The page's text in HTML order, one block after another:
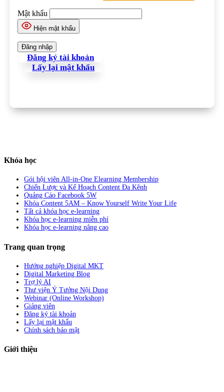
Mật khẩu
Hiện mật khẩu
Đăng ký tài khoản
Lấy lại mật khẩu
Khóa học
Gói hội viên All-in-One Elearning Membership
Chiến Lược và Kế Hoạch Content Đa Kênh
Quảng Cáo Facebook 5W
Khóa Content 5AM – Know Yourself Write Your Life
Tất cả khóa học e-learning
Khóa học e-learning miễn phí
Khóa học e-learning nâng cao
Trang quan trọng
Hướng nghiệp Digital MKT
Digital Marketing Blog
Trợ lý AI
Thư viện Ý Tưởng Nội Dung
Webinar (Online Workshop)
Giảng viên
Đăng ký tài khoản
Lấy lại mật khẩu
Chính sách bảo mật
Giới thiệu